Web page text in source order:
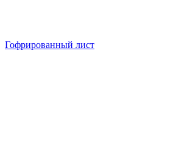
Гофрированный лист